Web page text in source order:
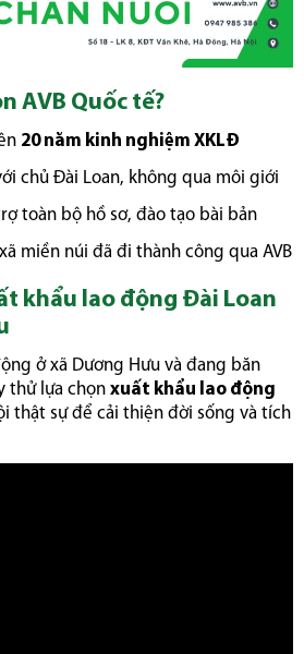
AVB Quốc tế?
20 năm kinh nghiệm XKLĐ
chủ Đài Loan, không qua môi giới
toàn bộ hồ sơ, đào tạo bài bản
miền núi đã đi thành công qua AVB
khẩu lao động Đài Loan
ở xã Dương Hưu và đang băn
thử lựa chọn xuất khẩu lao động
thật sự để cải thiện đời sống và tích